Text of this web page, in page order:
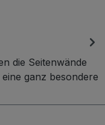
die Seitenwände
ganz besondere